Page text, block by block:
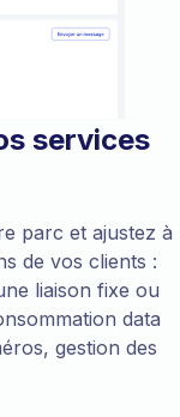
services
parc et ajustez à
de vos clients :
liaison fixe ou
data
gestion des